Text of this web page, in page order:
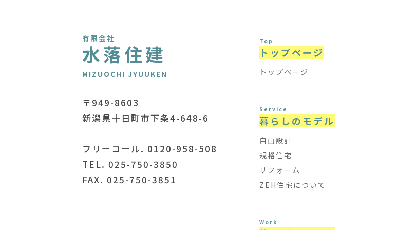
有限会社
水落住建
MIZUOCHI JYUUKEN
〒949-8603
新潟県十日町市下条4-648-6
フリーコール. 0120-958-508
TEL. 025-750-3850
FAX. 025-750-3851
Top
トップページ
トップページ
Service
暮らしのモデル
自由設計
規格住宅
リフォーム
ZEH住宅について
Work